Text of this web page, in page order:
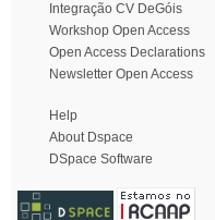
Integração CV DeGóis
Workshop Open Access
Open Access Declarations
Newsletter Open Access
Help
About Dspace
DSpace Software